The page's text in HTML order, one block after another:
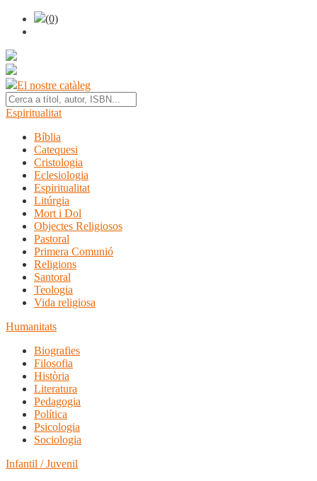
(0)
El nostre catàleg
Espiritualitat
Bíblia
Catequesi
Cristologia
Eclesiologia
Espiritualitat
Litúrgia
Mort i Dol
Objectes Religiosos
Pastoral
Primera Comunió
Religions
Santoral
Teologia
Vida religiosa
Humanitats
Biografies
Filosofia
Història
Literatura
Pedagogia
Política
Psicologia
Sociologia
Infantil / Juvenil